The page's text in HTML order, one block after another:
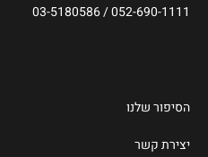
052-690-1111
/
03-5180586
הסיפור שלנו
יצירת קשר